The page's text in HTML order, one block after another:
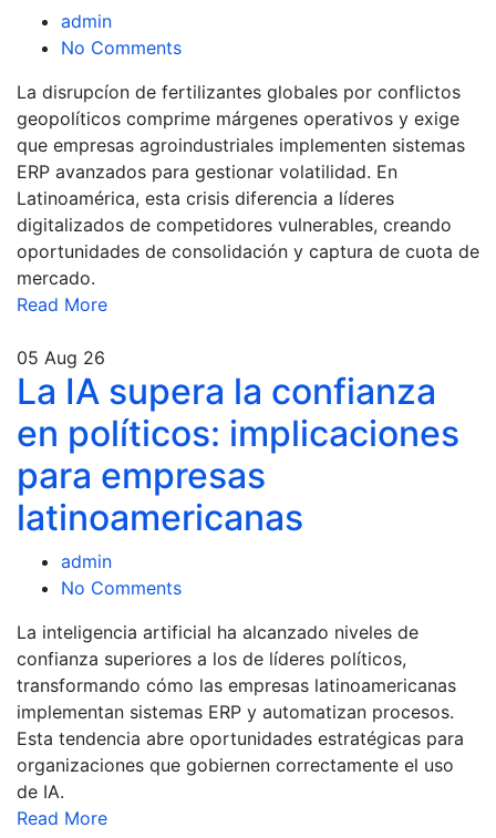
admin
No Comments
La disrupcíon de fertilizantes globales por conflictos
geopolíticos comprime márgenes operativos y exige
que empresas agroindustriales implementen sistemas
ERP avanzados para gestionar volatilidad. En
Latinoamérica, esta crisis diferencia a líderes
digitalizados de competidores vulnerables, creando
oportunidades de consolidación y captura de cuota de
mercado.
Read More
05 Aug 26
La IA supera la confianza
en políticos: implicaciones
para empresas
latinoamericanas
admin
No Comments
La inteligencia artificial ha alcanzado niveles de
confianza superiores a los de líderes políticos,
transformando cómo las empresas latinoamericanas
implementan sistemas ERP y automatizan procesos.
Esta tendencia abre oportunidades estratégicas para
organizaciones que gobiernen correctamente el uso
de IA.
Read More